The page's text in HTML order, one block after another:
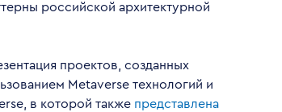
российской архитектурной
проектов, созданных
Metaverse технологий и
в которой также представлена